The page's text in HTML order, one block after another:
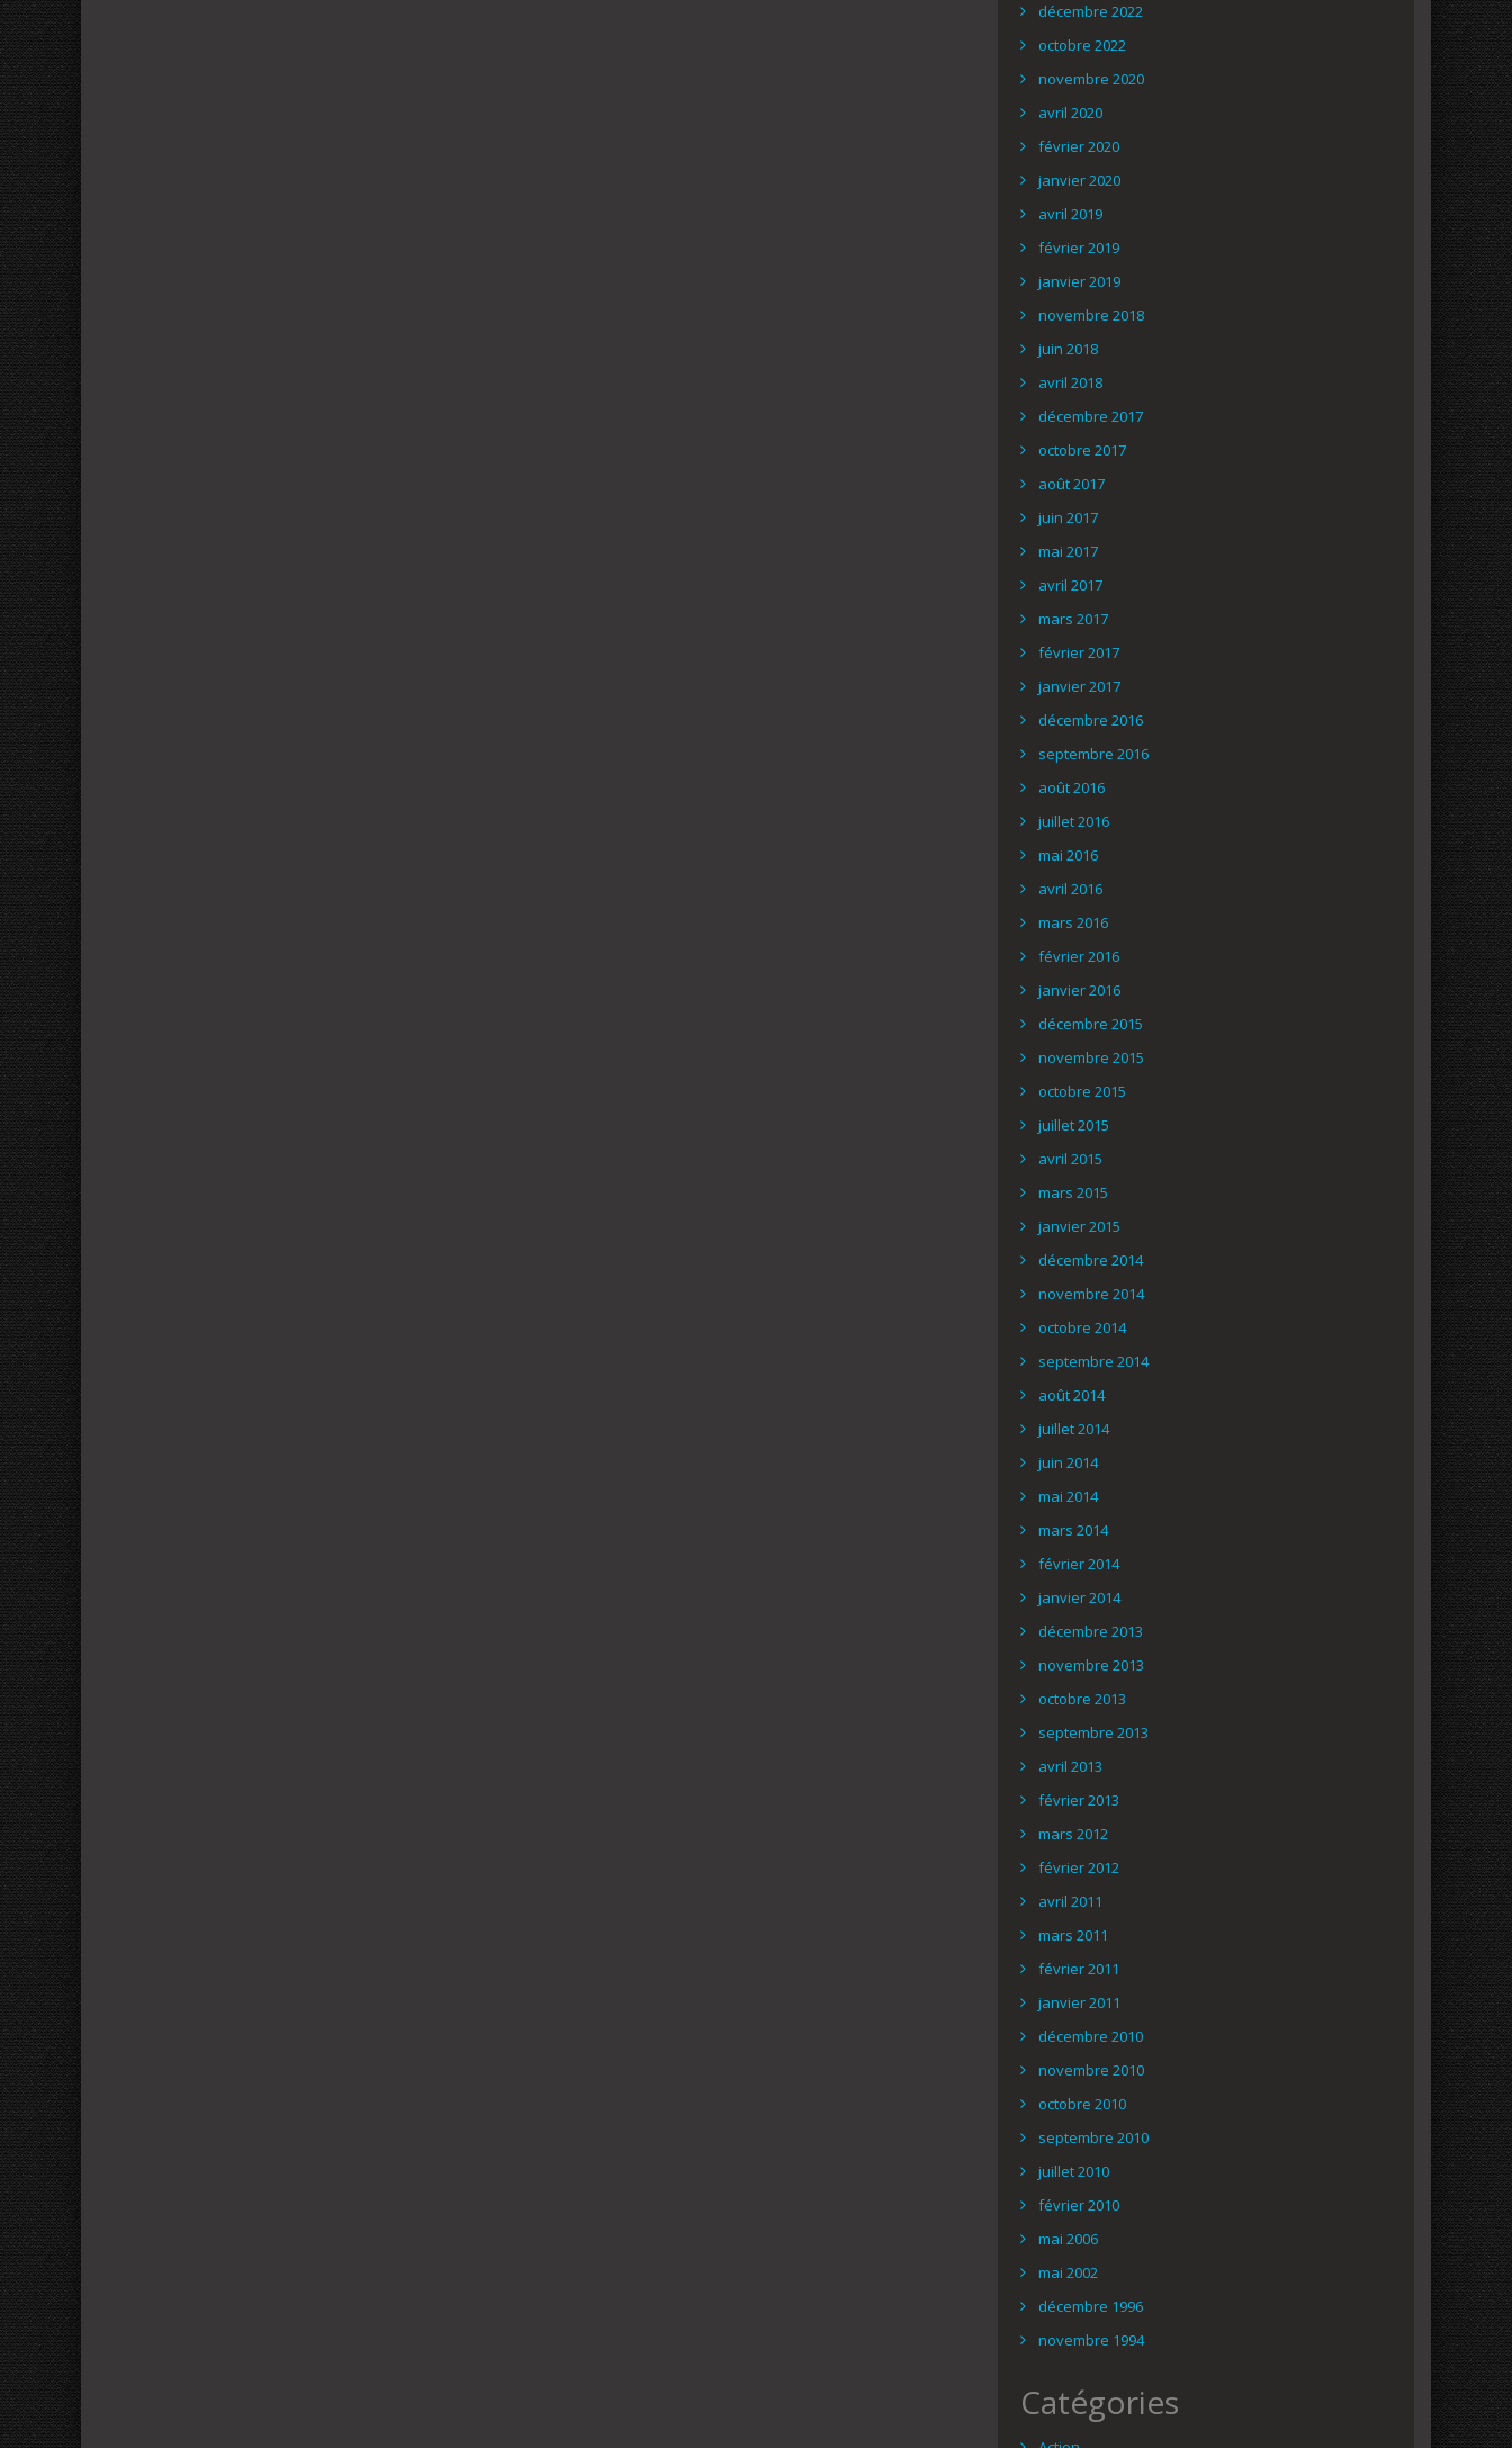
décembre 2022
octobre 2022
novembre 2020
avril 2020
février 2020
janvier 2020
avril 2019
février 2019
janvier 2019
novembre 2018
juin 2018
avril 2018
décembre 2017
octobre 2017
août 2017
juin 2017
mai 2017
avril 2017
mars 2017
février 2017
janvier 2017
décembre 2016
septembre 2016
août 2016
juillet 2016
mai 2016
avril 2016
mars 2016
février 2016
janvier 2016
décembre 2015
novembre 2015
octobre 2015
juillet 2015
avril 2015
mars 2015
janvier 2015
décembre 2014
novembre 2014
octobre 2014
septembre 2014
août 2014
juillet 2014
juin 2014
mai 2014
mars 2014
février 2014
janvier 2014
décembre 2013
novembre 2013
octobre 2013
septembre 2013
avril 2013
février 2013
mars 2012
février 2012
avril 2011
mars 2011
février 2011
janvier 2011
décembre 2010
novembre 2010
octobre 2010
septembre 2010
juillet 2010
février 2010
mai 2006
mai 2002
décembre 1996
novembre 1994
Catégories